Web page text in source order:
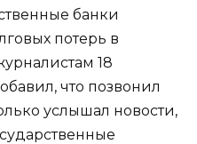
банки
потерь в
18
что позвонил
услышал новости,